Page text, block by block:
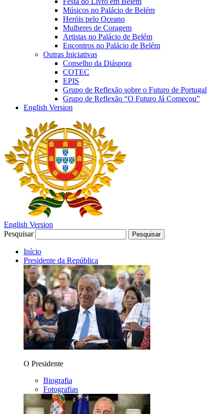
Músicos no Palácio de Belém
Heróis pelo Oceano
Mulheres de Coragem
Artistas no Palácio de Belém
Encontros no Palácio de Belém
Outras Iniciativas
Conselho da Diáspora
COTEC
EPIS
Grupo de Reflexão sobre o Futuro de Portugal
Grupo de Reflexão “O Futuro Já Começou”
English Version
English Version
Pesquisar
Pesquisar
Início
Presidente da República
O Presidente
Biografia
Fotografias